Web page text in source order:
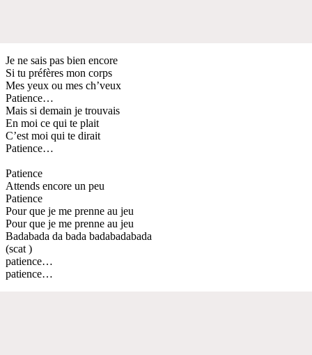
Je ne sais pas bien encore
Si tu préfères mon corps
Mes yeux ou mes ch’veux
Patience…
Mais si demain je trouvais
En moi ce qui te plait
C’est moi qui te dirait
Patience…
Patience
Attends encore un peu
Patience
Pour que je me prenne au jeu
Pour que je me prenne au jeu
Badabada da bada badabadabada
(scat )
patience…
patience…